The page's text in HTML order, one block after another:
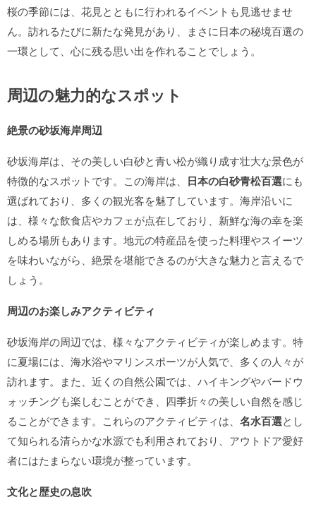
桜の季節には、花見とともに行われるイベントも見逃せませ
ん。訪れるたびに新たな発見があり、まさに日本の秘境百選の
一環として、心に残る思い出を作れることでしょう。
周辺の魅力的なスポット
絶景の砂坂海岸周辺
砂坂海岸は、その美しい白砂と青い松が織り成す壮大な景色が
特徴的なスポットです。この海岸は、 日本の白砂青松百選にも
選ばれており、多くの観光客を魅了しています。海岸沿いに
は、様々な飲食店やカフェが点在しており、新鮮な海の幸を楽
しめる場所もあります。地元の特産品を使った料理やスイーツ
を味わいながら、絶景を堪能できるのが大きな魅力と言えるで
しょう。
周辺のお楽しみアクティビティ
砂坂海岸の周辺では、様々なアクティビティが楽しめます。特
に夏場には、海水浴やマリンスポーツが人気で、多くの人々が
訪れます。また、近くの自然公園では、ハイキングやバードウ
ォッチングも楽しむことができ、四季折々の美しい自然を感じ
ることができます。これらのアクティビティは、 名水百選とし
て知られる清らかな水源でも利用されており、アウトドア愛好
者にはたまらない環境が整っています。
文化と歴史の息吹